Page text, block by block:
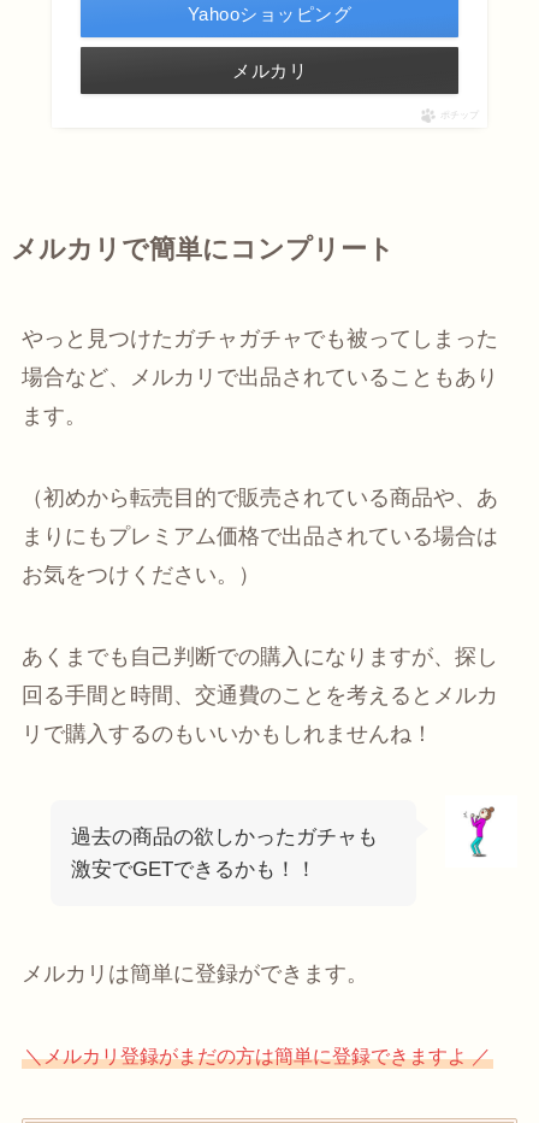
Yahooショッピング
メルカリ
ポチップ
メルカリで簡単にコンプリート
やっと見つけたガチャガチャでも被ってしまった
場合など、メルカリで出品されていることもあり
ます。
（初めから転売目的で販売されている商品や、あ
まりにもプレミアム価格で出品されている場合は
お気をつけください。）
あくまでも自己判断での購入になりますが、探し
回る手間と時間、交通費のことを考えるとメルカ
リで購入するのもいいかもしれませんね！
過去の商品の欲しかったガチャも
激安でGETできるかも！！
メルカリは簡単に登録ができます。
＼メルカリ登録がまだの方は簡単に登録できますよ ／